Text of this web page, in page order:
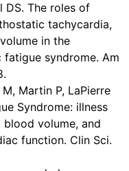
DS. The roles of
tachycardia,
in the
syndrome. Am
Martin P, LaPierre
Syndrome: illness
volume, and
function. Clin Sci.